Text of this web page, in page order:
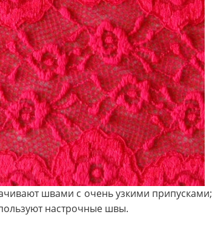
швами с очень узкими припусками;
настрочные швы.